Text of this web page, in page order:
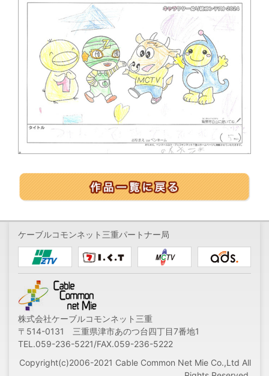
ケーブルコモンネット三重パートナー局
株式会社ケーブルコモンネット三重
〒514-0131 三重県津市あのつ台四丁目7番地1
TEL.059-236-5221/FAX.059-236-5222
Copyright(c)2006-2021 Cable Common Net Mie Co.,Ltd All